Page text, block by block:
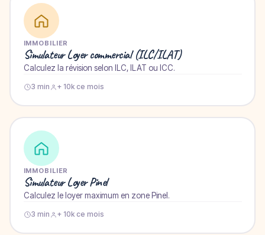
IMMOBILIER
Simulateur Loyer commercial (ILC/ILAT)
Calculez la révision selon ILC, ILAT ou ICC.
3 min + 10k ce mois
IMMOBILIER
Simulateur Loyer Pinel
Calculez le loyer maximum en zone Pinel.
3 min + 10k ce mois